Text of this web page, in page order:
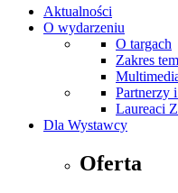
Aktualności
O wydarzeniu
O targach
Zakres
Partnerzy
Laureaci
Dla Wystawcy
Oferta